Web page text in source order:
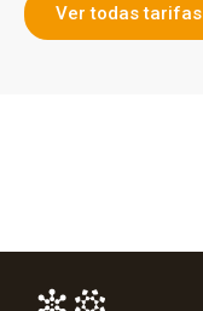
Ver todas tarifas